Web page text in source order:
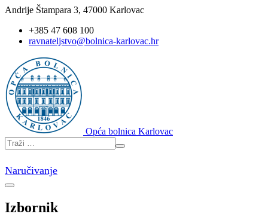
Andrije Štampara 3, 47000 Karlovac
+385 47 608 100
ravnateljstvo@bolnica-karlovac.hr
Opća bolnica Karlovac
Naručivanje
Izbornik